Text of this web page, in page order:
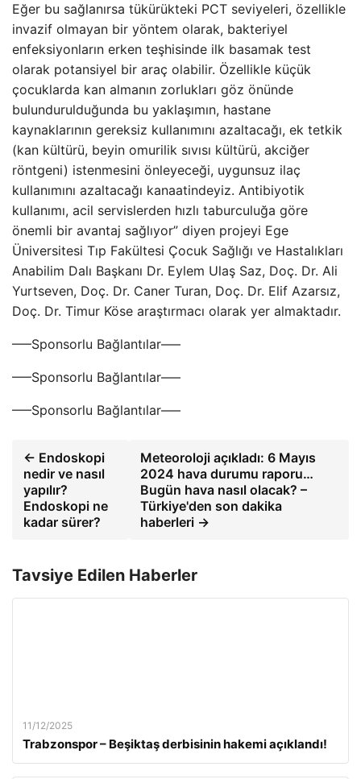
Eğer bu sağlanırsa tükürükteki PCT seviyeleri, özellikle
invazif olmayan bir yöntem olarak, bakteriyel
enfeksiyonların erken teşhisinde ilk basamak test
olarak potansiyel bir araç olabilir. Özellikle küçük
çocuklarda kan almanın zorlukları göz önünde
bulundurulduğunda bu yaklaşımın, hastane
kaynaklarının gereksiz kullanımını azaltacağı, ek tetkik
(kan kültürü, beyin omurilik sıvısı kültürü, akciğer
röntgeni) istenmesini önleyeceği, uygunsuz ilaç
kullanımını azaltacağı kanaatindeyiz. Antibiyotik
kullanımı, acil servislerden hızlı taburculuğa göre
önemli bir avantaj sağlıyor” diyen projeyi Ege
Üniversitesi Tıp Fakültesi Çocuk Sağlığı ve Hastalıkları
Anabilim Dalı Başkanı Dr. Eylem Ulaş Saz, Doç. Dr. Ali
Yurtseven, Doç. Dr. Caner Turan, Doç. Dr. Elif Azarsız,
Doç. Dr. Timur Köse araştırmacı olarak yer almaktadır.
—–Sponsorlu Bağlantılar—–
—–Sponsorlu Bağlantılar—–
—–Sponsorlu Bağlantılar—–
← Endoskopi
nedir ve nasıl
yapılır?
Endoskopi ne
kadar sürer?
Meteoroloji açıkladı: 6 Mayıs
2024 hava durumu raporu…
Bugün hava nasıl olacak? –
Türkiye'den son dakika
haberleri →
Tavsiye Edilen Haberler
11/12/2025
Trabzonspor – Beşiktaş derbisinin hakemi açıklandı!